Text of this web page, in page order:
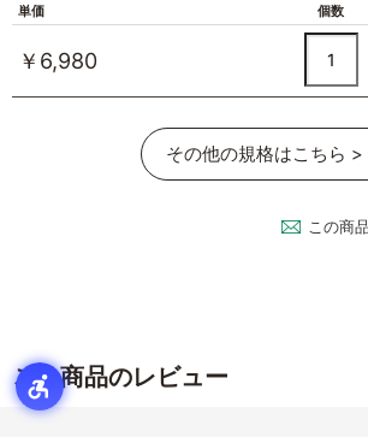
単価 個数
￥6,980
その他の規格はこちら >
この商
この商品のレビュー